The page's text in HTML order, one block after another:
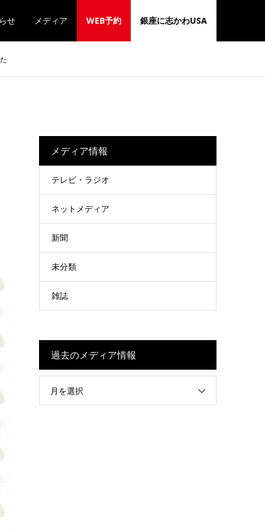
せ メディア WEB予約 銀座に志かわUSA
メディア情報
テレビ・ラジオ
ネットメディア
新聞
未分類
雑誌
過去のメディア情報
月を選択